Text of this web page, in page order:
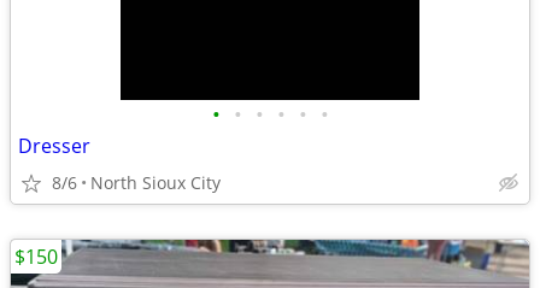
• • • • • •
Dresser
8/6 North Sioux City
$150